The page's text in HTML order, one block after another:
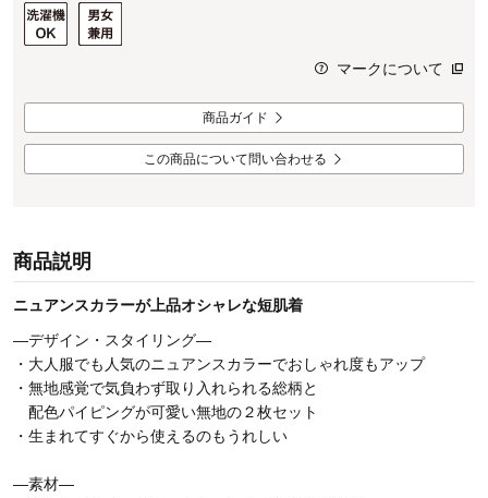
マークについて
商品ガイド
この商品について問い合わせる
商品説明
ニュアンスカラーが上品オシャレな短肌着
―デザイン・スタイリング―
・大人服でも人気のニュアンスカラーでおしゃれ度もアップ
・無地感覚で気負わず取り入れられる総柄と
配色パイピングが可愛い無地の２枚セット
・生まれてすぐから使えるのもうれしい
―素材―